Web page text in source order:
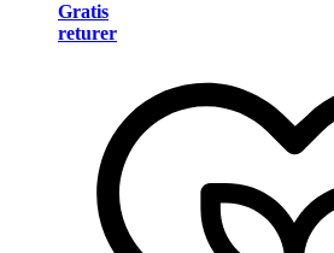
Gratis
returer